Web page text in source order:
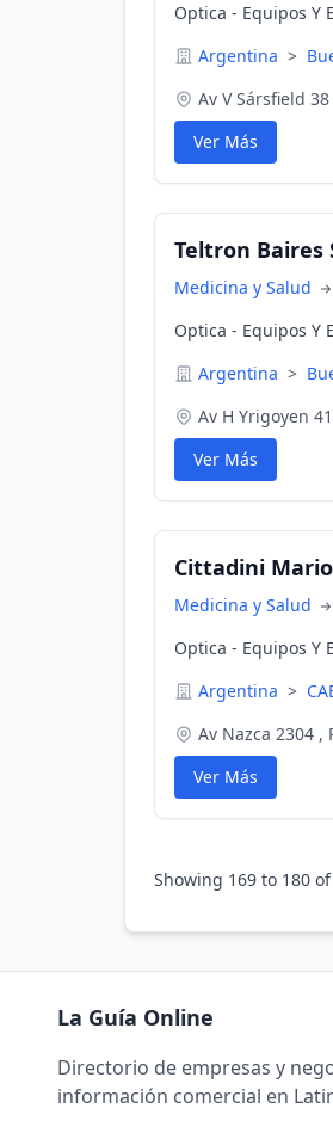
Optica - Equipos Y
Argentina >
Av V Sársfield 38
Ver Más
Teltron Baires
Medicina y Salud
Optica - Equipos Y
Argentina >
Av H Yrigoyen
Ver Más
Cittadini
Medicina y Salud
Optica - Equipos Y
Argentina >
Av Nazca 2304 ,
Ver Más
Showing 169 to 180 of
La Guía Online
Directorio de empresas y
información comercial en